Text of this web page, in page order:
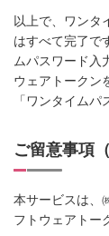
以上で、ワンタ
はすべて完了で
ムパスワード入
ウェアトークン
「ワンタイム
ご留意事項
本サービスは、
フトウェアトー